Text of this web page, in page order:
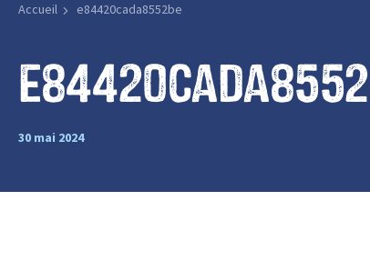
Accueil e84420cada8552be
30 mai 2024